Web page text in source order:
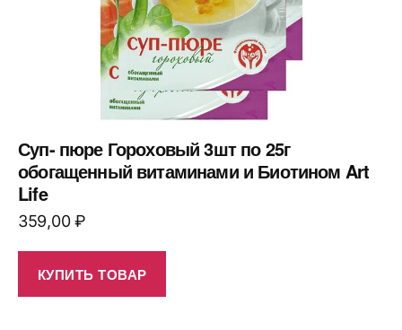
Суп- пюре Гороховый 3шт по 25г
обогащенный витаминами и Биотином Art
Life
359,00₽
КУПИТЬ ТОВАР